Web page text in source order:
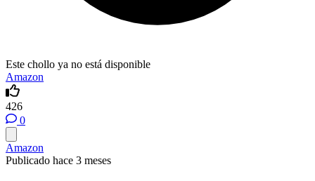
Este chollo ya no está disponible
Amazon
426
0
Amazon
Publicado hace 3 meses